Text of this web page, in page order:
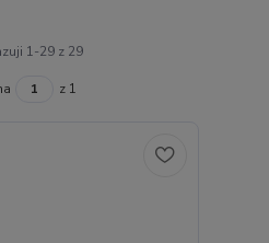
1-29 z 29
z 1